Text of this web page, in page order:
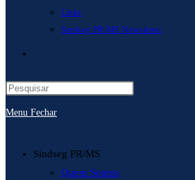
Links
Sindseg PR/MS Newsletter
pesquisa
do
site
Menu Fechar
Sindseg PR/MS
Quem Somos